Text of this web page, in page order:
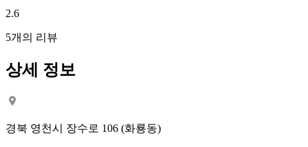
2.6
5개의 리뷰
상세 정보
경북 영천시 장수로 106 (화룡동)